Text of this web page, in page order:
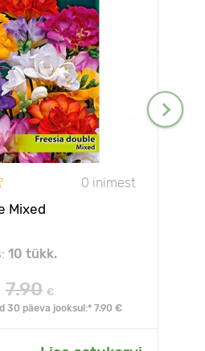
0 inimest
Mixed
10 tükk.
7.90 €
30 päeva jooksul:* 7.90 €